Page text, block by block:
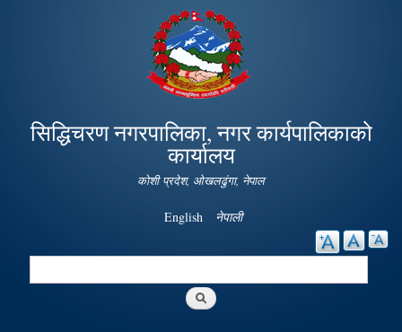
Skip to
main
content
सिद्धिचरण नगरपालिका, नगर कार्यपालिकाको
कार्यालय
कोशी प्रदेश, ओखलढुंगा, नेपाल
English नेपाली
Search